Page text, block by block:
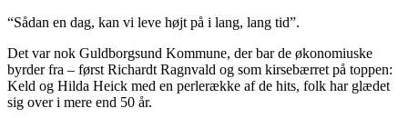
“Sådan en dag, kan vi leve højt på i lang, lang tid”.
Det var nok Guldborgsund Kommune, der bar de økonomiuske
byrder fra – først Richardt Ragnvald og som kirsebærret på toppen:
Keld og Hilda Heick med en perlerække af de hits, folk har glædet
sig over i mere end 50 år.